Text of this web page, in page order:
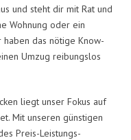
und steht dir mit Rat und
Wohnung oder ein
haben das nötige Know-
Umzug reibungslos
liegt unser Fokus auf
Mit unseren günstigen
Preis-Leistungs-